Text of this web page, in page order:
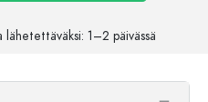
lähetettäväksi: 1–2 päivässä